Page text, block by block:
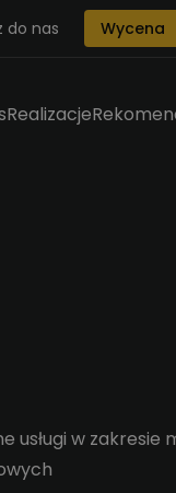
do nas Wycena
Realizacje
usługi w zakresie